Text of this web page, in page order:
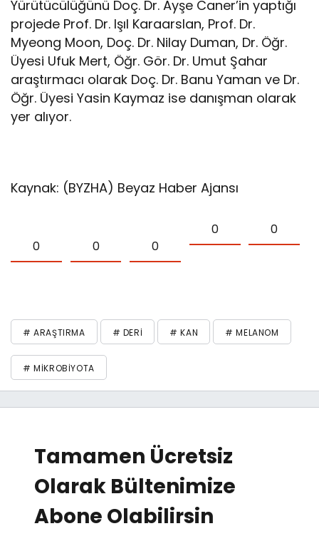
Yürütücülüğünü Doç. Dr. Ayşe Caner’in yaptığı
projede Prof. Dr. Işıl Karaarslan, Prof. Dr.
Myeong Moon, Doç. Dr. Nilay Duman, Dr. Öğr.
Üyesi Ufuk Mert, Öğr. Gör. Dr. Umut Şahar
araştırmacı olarak Doç. Dr. Banu Yaman ve Dr.
Öğr. Üyesi Yasin Kaymaz ise danışman olarak
yer alıyor.
Kaynak: (BYZHA) Beyaz Haber Ajansı
0 0 0
0 0
# ARAŞTIRMA # DERI # KAN # MELANOM
# MIKROBIYOTA
Tamamen Ücretsiz
Olarak Bültenimize
Abone Olabilirsin